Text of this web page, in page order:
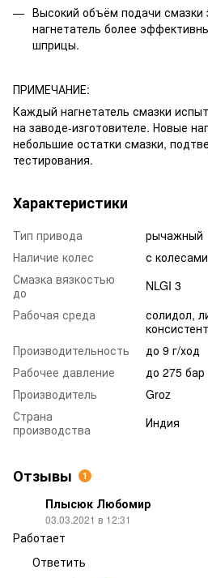
Высокий объём подачи смазки
нагнетатель более
шприцы.
ПРИМЕЧАНИЕ:
Каждый нагнетатель смазки
на заводе-изготовителе. Новые
небольшие остатки смазки,
тестирования.
Характеристики
Тип привода
рычажный
Наличие колес
с колесами
Смазка вязкостью
до
NLGI 3
Рабочая среда
солидол,
Производительность
до 9 г/ход
Рабочее давление
до 275 бар
Производитель
Groz
Страна
производства
Индия
Отзывы 1
Плысюк Любомир
03.03.2021 в 12:31
Работает
Ответить